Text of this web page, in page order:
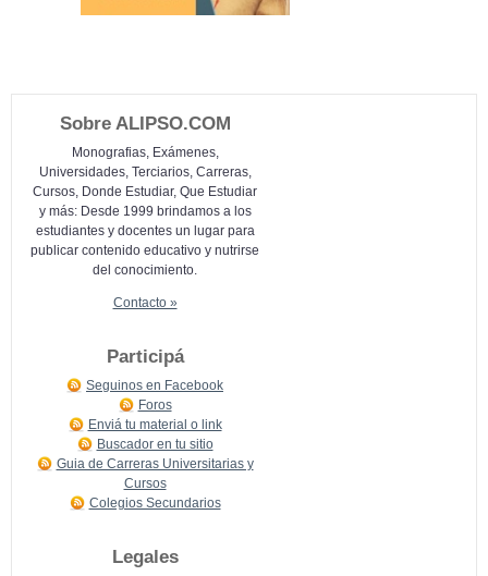
Sobre ALIPSO.COM
Monografias, Exámenes,
Universidades, Terciarios, Carreras,
Cursos, Donde Estudiar, Que Estudiar
y más: Desde 1999 brindamos a los
estudiantes y docentes un lugar para
publicar contenido educativo y nutrirse
del conocimiento.
Contacto »
Participá
Seguinos en Facebook
Foros
Enviá tu material o link
Buscador en tu sitio
Guia de Carreras Universitarias y
Cursos
Colegios Secundarios
Legales